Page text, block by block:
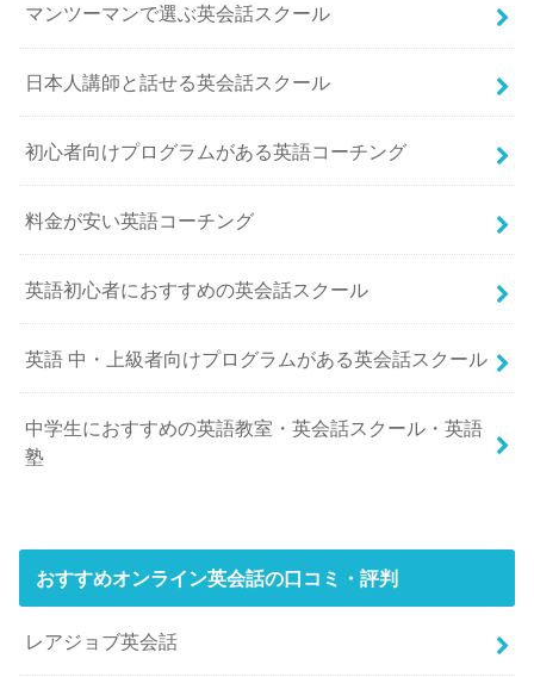
マンツーマンで選ぶ英会話スクール
日本人講師と話せる英会話スクール
初心者向けプログラムがある英語コーチング
料金が安い英語コーチング
英語初心者におすすめの英会話スクール
英語 中・上級者向けプログラムがある英会話スクール
中学生におすすめの英語教室・英会話スクール・英語
塾
おすすめオンライン英会話の口コミ・評判
レアジョブ英会話